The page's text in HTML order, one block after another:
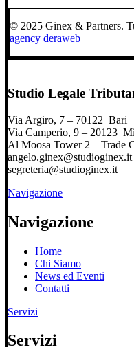
© 2025 Ginex & Partners.
agency deraweb
Studio Legale
Via Argiro, 7 – 70122 Bari
Via Camperio, 9 – 20123
Al Moosa Tower 2 – Trade
angelo.ginex@studioginex.it
segreteria@studioginex.it
Navigazione
Navigazione
Home
Chi Siamo
News ed Eventi
Contatti
Servizi
Servizi